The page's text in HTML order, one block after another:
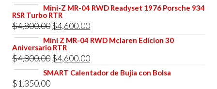
precio
original
era:
$4,800.00.
precio
es:
$4,600.00.
Mini-Z MR-04 RWD Readyset 1976 Porsche 934
RSR Turbo RTR
$4,800.00 El
precio
original
era:
$4,800.00.
$4,600.00El
precio
es:
$4,600.00.
Mini Z MR-04 RWD Mclaren Edicion 30
Aniversario RTR
$4,800.00 El
precio
$4,600.00El
precio
SMART Calentador de Bujia con Bolsa
$1,350.00